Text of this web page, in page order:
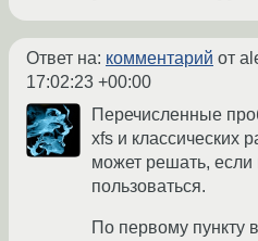
Ответ на: комментарий от
17:02:23 +00:00
Перечисленные
xfs и классических
может решать,
пользоваться.
По первому пункту